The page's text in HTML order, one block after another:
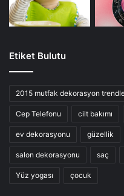
Etiket Bulutu
2015 mutfak dekorasyon
Cep Telefonu cilt bakımı
ev dekorasyonu güzellik
salon dekorasyonu saç
Yüz yogası çocuk